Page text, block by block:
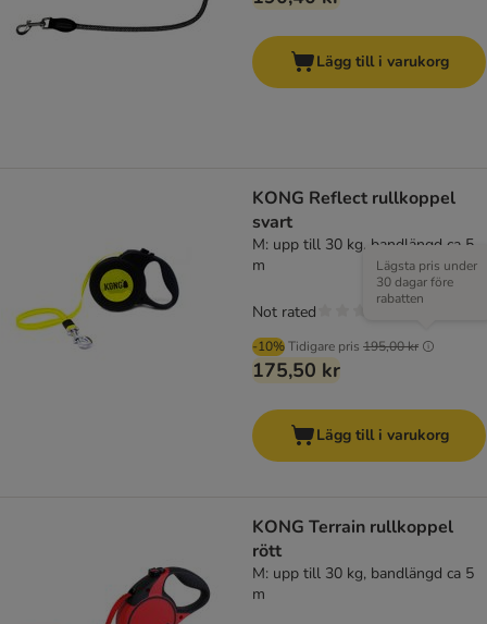
Lägg till i varukorg
KONG Reflect rullkoppel
svart
M: upp till 30 kg, bandlängd ca 5
m
-10%Tidigare pris 195,00 kr
Lägsta pris under
30 dagar före
rabatten
175,50 kr
Not rated
Lägg till i varukorg
KONG Terrain rullkoppel
rött
M: upp till 30 kg, bandlängd ca 5
m